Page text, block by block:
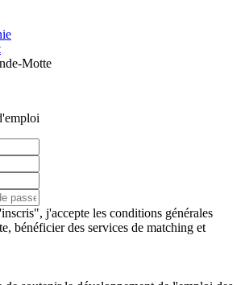
Motte
j'accepte les conditions générales
bénéficier des services de matching et